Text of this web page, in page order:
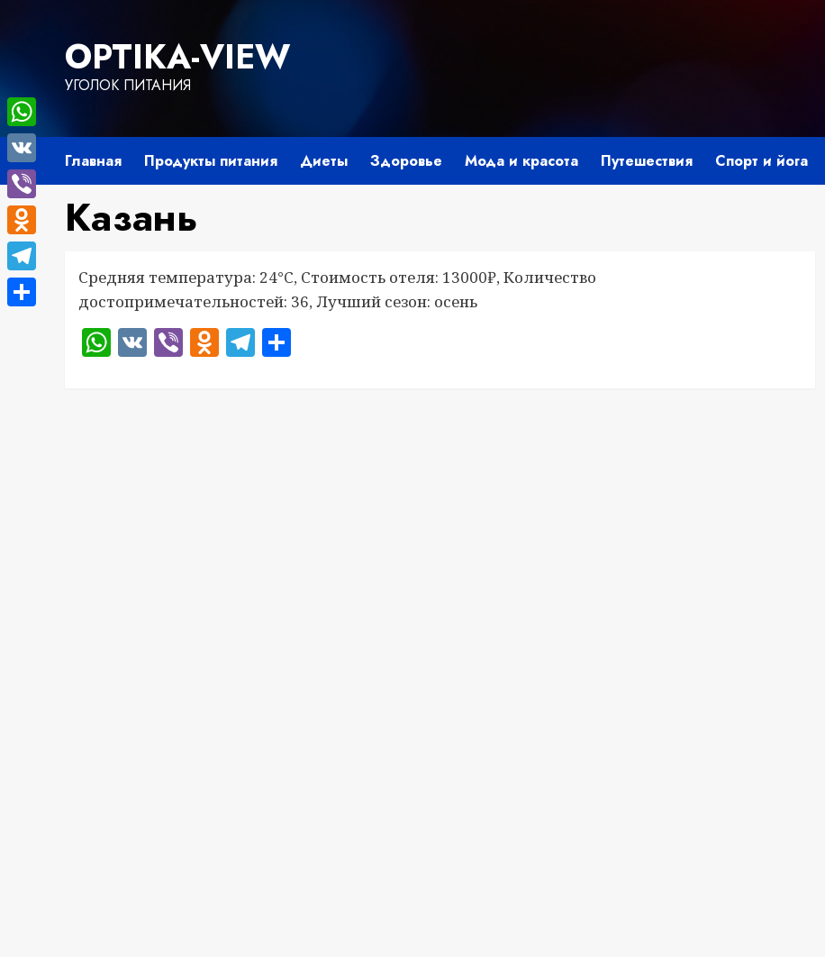
содержимомуOPTIKA-VIEW
УГОЛОК ПИТАНИЯ
Главная Продукты питания Диеты Здоровье Мода и красота Путешествия Спорт и йога
Казань
Средняя температура: 24°C, Стоимость отеля: 13000₽, Количество
достопримечательностей: 36, Лучший сезон: осень
WhatsApp
VKViberOdnoklassniki
Telegram
WhatsApp
VK
Viber
Odnoklassniki
Telegram